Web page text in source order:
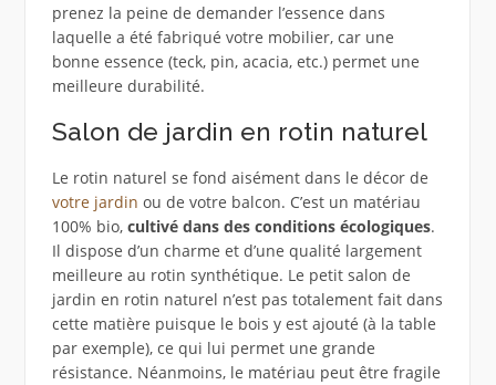
prenez la peine de demander l’essence dans
laquelle a été fabriqué votre mobilier, car une
bonne essence (teck, pin, acacia, etc.) permet une
meilleure durabilité.
Salon de jardin en rotin naturel
Le rotin naturel se fond aisément dans le décor de
votre jardin ou de votre balcon. C’est un matériau
100% bio, cultivé dans des conditions écologiques.
Il dispose d’un charme et d’une qualité largement
meilleure au rotin synthétique. Le petit salon de
jardin en rotin naturel n’est pas totalement fait dans
cette matière puisque le bois y est ajouté (à la table
par exemple), ce qui lui permet une grande
résistance. Néanmoins, le matériau peut être fragile